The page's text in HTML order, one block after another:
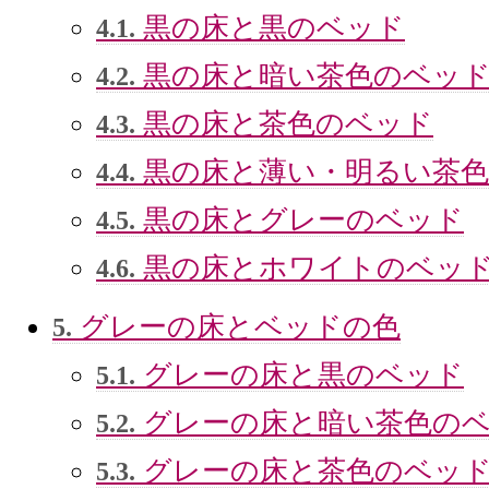
4.1. 黒の床と黒のベッド
4.2. 黒の床と暗い茶色のベッド
4.3. 黒の床と茶色のベッド
4.4. 黒の床と薄い・明るい茶
4.5. 黒の床とグレーのベッド
4.6. 黒の床とホワイトのベッド
5. グレーの床とベッドの色
5.1. グレーの床と黒のベッド
5.2. グレーの床と暗い茶色の
5.3. グレーの床と茶色のベッド